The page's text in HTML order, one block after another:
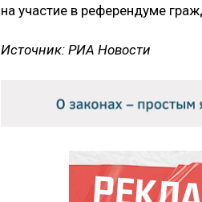
на участие в референдуме
Источник: РИА Новости